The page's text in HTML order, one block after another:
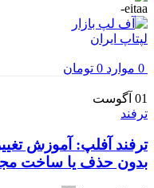
0 موارد 0 تومان
01 آگوست
ترفند
ترفند آفلپ: آموزش
بدون حذف یا ساخت